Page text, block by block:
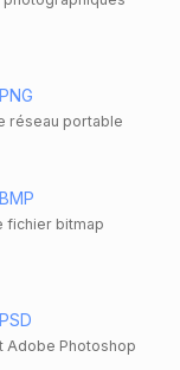
réseau portable
fichier bitmap
Adobe Photoshop